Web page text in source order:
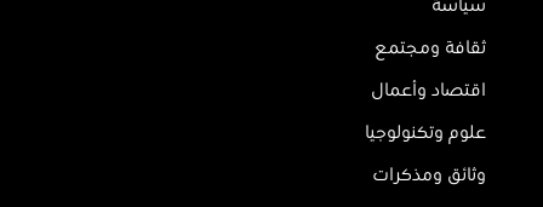
سياسة
ثقافة ومجتمع
اقتصاد وأعمال
علوم وتكنولوجيا
وثائق ومذكرات